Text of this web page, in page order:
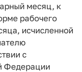
месяц, к
рабочего
исчисленной
с
Федерации